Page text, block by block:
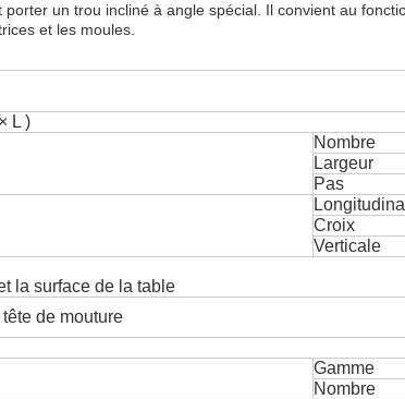
porter un trou incliné à angle spécial. Il convient au
et les moules.
× L )
Nombre
Largeur
Pas
Longitudinal
Croix
Verticale
la surface de la table
de mouture
Gamme
Nombre